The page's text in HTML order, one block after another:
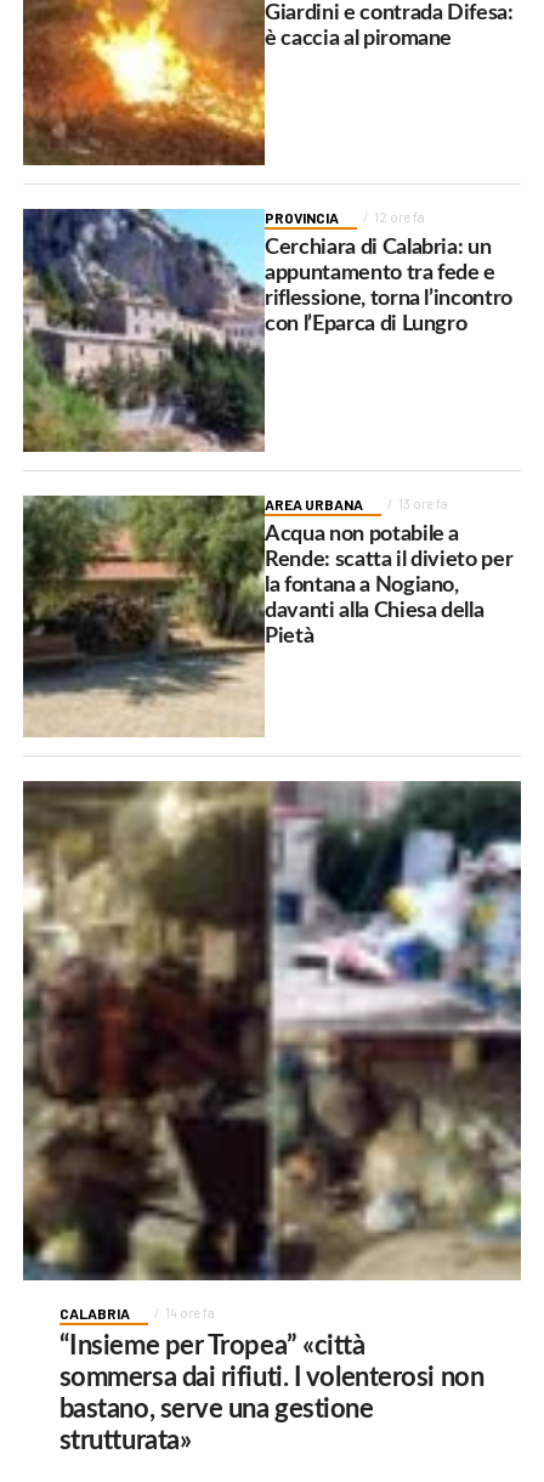
Giardini e contrada Difesa:
è caccia al piromane
PROVINCIA 12 ore fa
Cerchiara di Calabria: un
appuntamento tra fede e
riflessione, torna l’incontro
con l’Eparca di Lungro
AREA URBANA 13 ore fa
Acqua non potabile a
Rende: scatta il divieto per
la fontana a Nogiano,
davanti alla Chiesa della
Pietà
CALABRIA 14 ore fa
“Insieme per Tropea” «città
sommersa dai rifiuti. I volenterosi non
bastano, serve una gestione
strutturata»